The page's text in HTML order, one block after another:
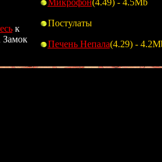
Микрофон(4.49) - 4.5Mb
Постулаты
Печень Непала(4.29) -
к
Замок